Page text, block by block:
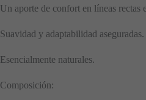
Un aporte de confort en líneas rectas
Suavidad y adaptabilidad aseguradas.
Esencialmente naturales.
Composición: